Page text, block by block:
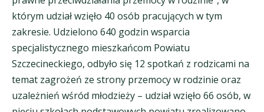
którym udział wzięło 40 osób pracujących w tym
zakresie. Udzielono 640 godzin wsparcia
specjalistycznego mieszkańcom Powiatu
Szczecineckiego, odbyło się 12 spotkań z rodzicami na
temat zagrożeń ze strony przemocy w rodzinie oraz
uzależnień wśród młodzieży – udział wzięło 66 osób, w